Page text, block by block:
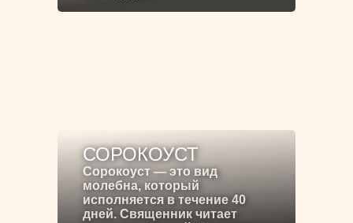
СОРОКОУСТ
Сорокоуст — это вид
молебна, который
исполняется в течение 40
дней. Священник читает